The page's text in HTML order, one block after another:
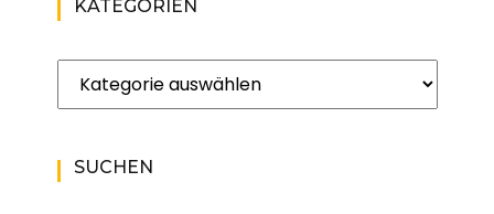
KATEGORIEN
Kategorien
SUCHEN